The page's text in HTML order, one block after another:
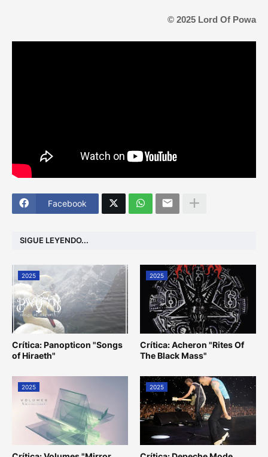
© 2025 Lord Of Powa
Facebook
SIGUE LEYENDO...
2025
Crítica: Panopticon "Songs
of Hiraeth"
2025
Crítica: Acheron "Rites Of
The Black Mass"
2025 2025